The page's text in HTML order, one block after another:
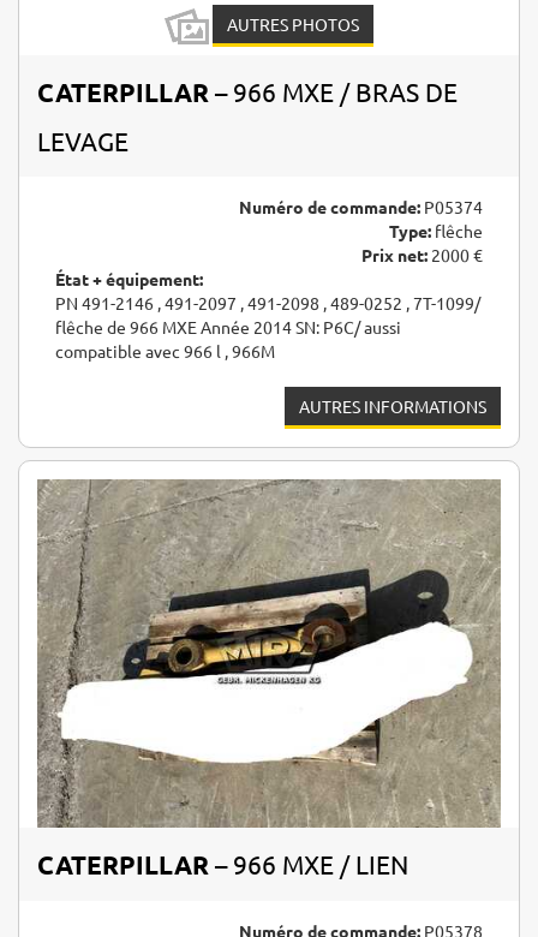
AUTRES PHOTOS
CATERPILLAR – 966 MXE / BRAS DE
LEVAGE
Numéro de commande: P05374
Type: flêche
Prix net: 2000 €
État + équipement:
PN 491-2146 , 491-2097 , 491-2098 , 489-0252 , 7T-1099/
flêche de 966 MXE Année 2014 SN: P6C/ aussi
compatible avec 966 l , 966M
AUTRES INFORMATIONS
CATERPILLAR – 966 MXE / LIEN
Numéro de commande: P05378